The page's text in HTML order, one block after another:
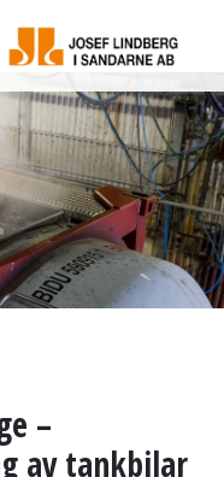
–
av tankbilar